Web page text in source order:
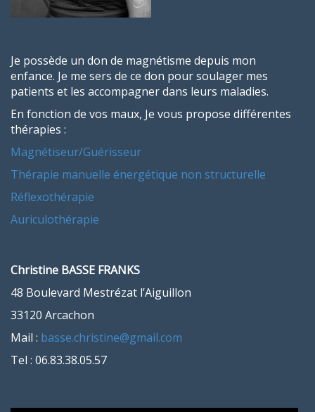
Je possède un don de magnétisme depuis mon
enfance. Je me sers de ce don pour soulager mes
patients et les accompagner dans leurs maladies.
En fonction de vos maux, Je vous propose différentes
thérapies :
Magnétiseur/Guérisseur
Thérapie manuelle énergétique non structurelle
Réflexothérapie
Auriculothérapie
Christine BASSE FRANKS
48 Boulevard Mestrézat l’Aiguillon
33120 Arcachon
Mail : basse.christine@gmail.com
Tel : 06.83.38.05.57